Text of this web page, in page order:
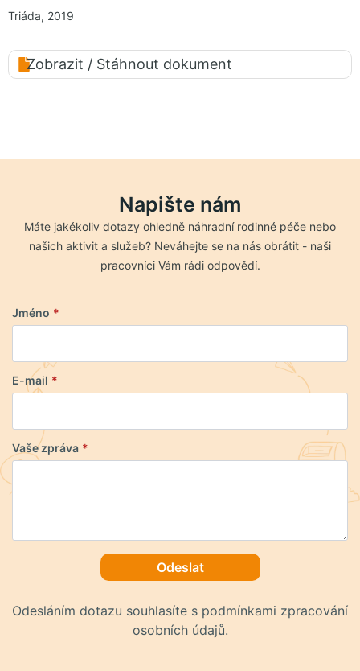
Triáda, 2019
Zobrazit / Stáhnout dokument
Napište nám
Máte jakékoliv dotazy ohledně náhradní rodinné péče nebo
našich aktivit a služeb? Neváhejte se na nás obrátit - naši
pracovníci Vám rádi odpovědí.
Jméno *
E-mail *
Vaše zpráva *
Odeslat
Odesláním dotazu souhlasíte s podmínkami zpracování
osobních údajů.